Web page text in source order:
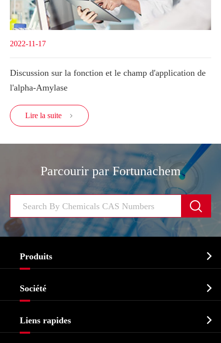
2022-11-17
Discussion sur la fonction et le champ d'application de
l'alpha-Amylase
Lire la suite 
Parcourir par Fortunachem

Produits 
Biochimique
Produits agrochimiques et intermédiaires
Société 
Liens rapides 